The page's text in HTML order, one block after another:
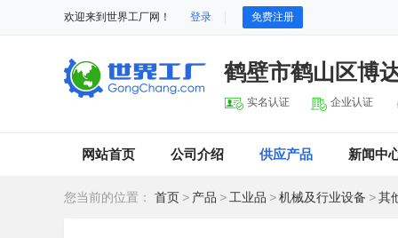
欢迎来到世界工厂网！ 登录 免费注册
鹤壁市鹤山区博
实名认证 企业认证
网站首页 公司介绍 供应产品 新闻中
您当前的位置： 首页 > 产品 > 工业品 >机械及行业设备 >其